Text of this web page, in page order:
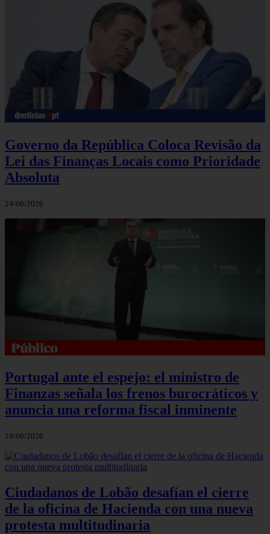
Governo da República Coloca Revisão da
Lei das Finanças Locais como Prioridade
Absoluta
24/06/2026
Portugal ante el espejo: el ministro de
Finanzas señala los frenos burocráticos y
anuncia una reforma fiscal inminente
19/06/2026
Ciudadanos de Lobão desafían el cierre
de la oficina de Hacienda con una nueva
protesta multitudinaria